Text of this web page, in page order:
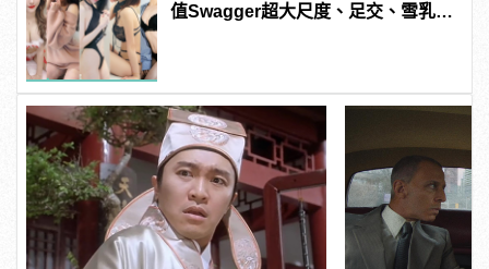
值Swagger超大尺度、足交、雪乳、